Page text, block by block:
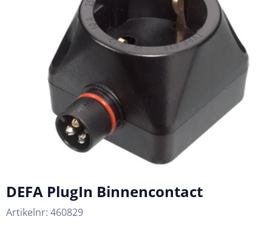
DEFA PlugIn Binnencontact
Artikelnr: 460829